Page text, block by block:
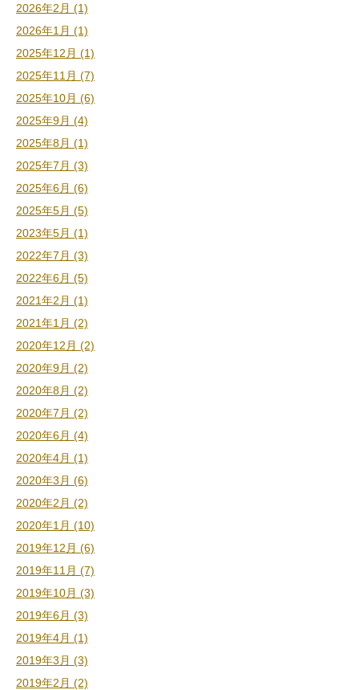
2026年2月 (1)
2026年1月 (1)
2025年12月 (1)
2025年11月 (7)
2025年10月 (6)
2025年9月 (4)
2025年8月 (1)
2025年7月 (3)
2025年6月 (6)
2025年5月 (5)
2023年5月 (1)
2022年7月 (3)
2022年6月 (5)
2021年2月 (1)
2021年1月 (2)
2020年12月 (2)
2020年9月 (2)
2020年8月 (2)
2020年7月 (2)
2020年6月 (4)
2020年4月 (1)
2020年3月 (6)
2020年2月 (2)
2020年1月 (10)
2019年12月 (6)
2019年11月 (7)
2019年10月 (3)
2019年6月 (3)
2019年4月 (1)
2019年3月 (3)
2019年2月 (2)